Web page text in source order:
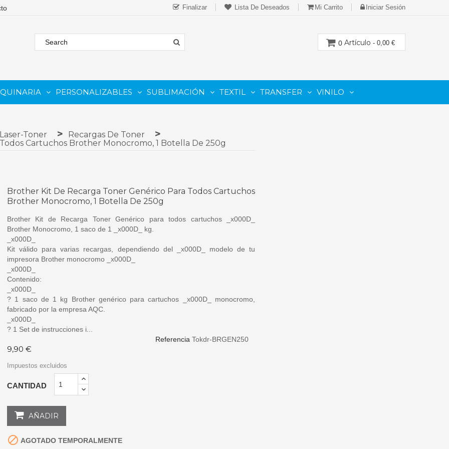
Finalizar Lista De Deseados Mi Carrito Iniciar Sesión
Artículo - 0,00 €
0
PERSONALIZABLES SUBLIMACIÓN TEXTIL TRANSFER VINILO
Toner
Recargas De Toner
Cartuchos Brother Monocromo, 1 Botella De 250g
Brother Kit De Recarga Toner Genérico Para Todos Cartuchos
Brother Monocromo, 1 Botella De 250g
Brother Kit de Recarga Toner Genérico para todos cartuchos _x000D_
Brother Monocromo, 1 saco de 1 _x000D_ kg.
_x000D_
Kit válido para varias recargas, dependiendo del _x000D_ modelo de tu
impresora Brother monocromo _x000D_
_x000D_
Contenido:
_x000D_
? 1 saco de 1 kg Brother genérico para cartuchos _x000D_ monocromo,
fabricado por la empresa AQC.
_x000D_
? 1 Set de instrucciones i...
Referencia Tokdr-BRGEN250
9,90 €
Impuestos excluidos
CANTIDAD
AÑADIR
 AGOTADO TEMPORALMENTE